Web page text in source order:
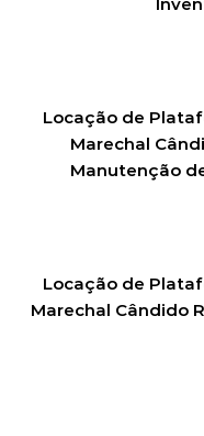
Locação de
Marechal
Manutenção
Locação de
Marechal Cândido